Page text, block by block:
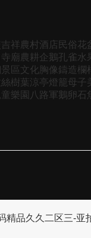
吉祥 農村 酒店 民俗花
寺廟 農耕 企鵝 孔雀水
景區 文化 胸像鑄造欄
樹葉涼亭燈籠 母子
童樂園 八路軍鵝卵石
精品久久二区三-亚